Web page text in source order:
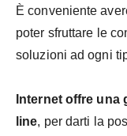
È conveniente
poter sfruttare le
soluzioni ad ogni
Internet offre una
line, per darti la